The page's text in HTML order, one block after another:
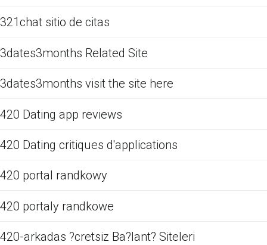
321chat sitio de citas
3dates3months Related Site
3dates3months visit the site here
420 Dating app reviews
420 Dating critiques d'applications
420 portal randkowy
420 portaly randkowe
420-arkadas ?cretsiz Ba?lant? Siteleri